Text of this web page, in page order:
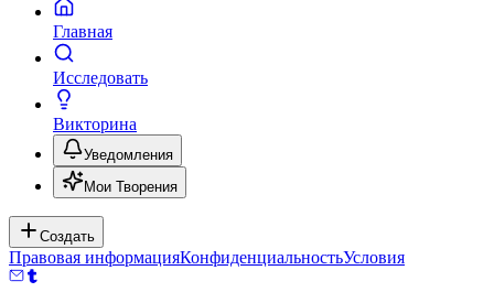
Главная
Исследовать
Викторина
Уведомления
Мои Творения
Создать
Правовая информацияКонфиденциальностьУсловия